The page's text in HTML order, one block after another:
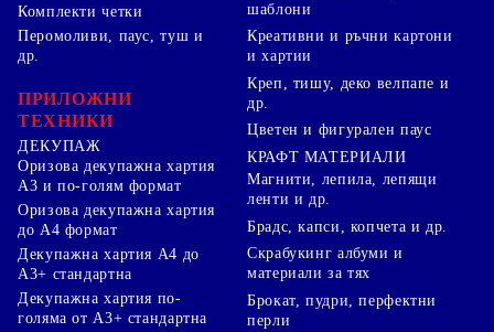
Комплекти четки
шаблони
Перомоливи, паус, туш и
др.
ПРИЛОЖНИ
ТЕХНИКИ
ДЕКУПАЖ
Оризова декупажна хартия
А3 и по-голям формат
Оризова декупажна хартия
до А4 формат
Декупажна хартия А4 до
А3+ стандартна
Декупажна хартия по-
голяма от А3+ стандартна
Креативни и ръчни картони
и хартии
Креп, тишу, деко велпапе и
др.
Цветен и фигурален паус
КРАФТ МАТЕРИАЛИ
Магнити, лепила, лепящи
ленти и др.
Брадс, капси, копчета и др.
Скрабукинг албуми и
материали за тях
Брокат, пудри, перфектни
перли